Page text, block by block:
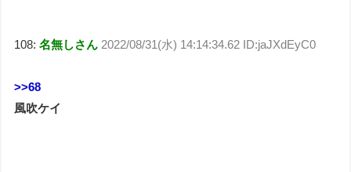
108:名無しさん 2022/08/31(水) 14:14:34.62 ID:jaJXdEyC0
>>68
風吹ケイ